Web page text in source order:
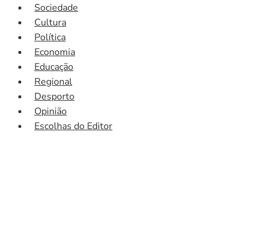
Sociedade
Cultura
Política
Economia
Educação
Regional
Desporto
Opinião
Escolhas do Editor